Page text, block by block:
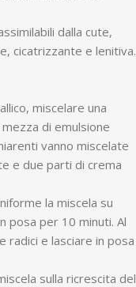
dalla cute,
cicatrizzante e lenitiva.
miscelare una
di emulsione
vanno miscelate
e due parti di crema
la miscela su
posa per 10 minuti. Al
radici e lasciare in posa
sulla ricrescita del